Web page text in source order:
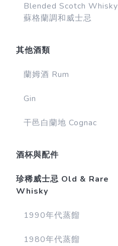
Blended Scotch Whisky
蘇格蘭調和威士忌
其他酒類
蘭姆酒 Rum
Gin
干邑白蘭地 Cognac
酒杯與配件
珍稀威士忌 Old & Rare
Whisky
1990年代蒸餾
1980年代蒸餾